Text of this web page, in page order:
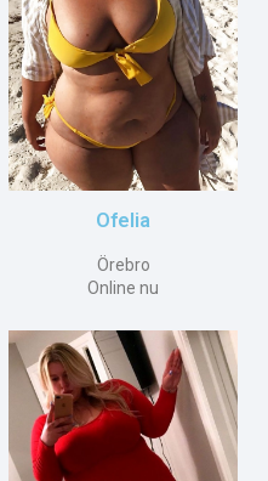
Ofelia
Örebro
Online nu